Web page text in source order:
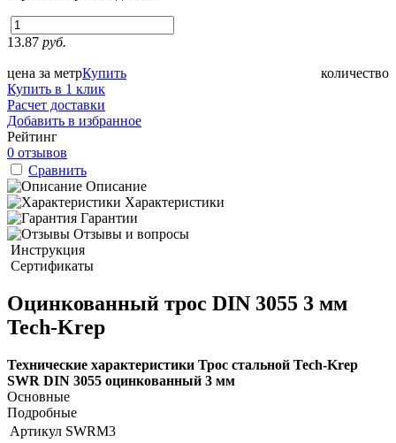
13.87 руб.
цена за метр количество
Купить
Купить в 1 клик
Расчет доставки
Добавить в избранное
Рейтинг
0 отзывов
Сравнить
Описание
Характеристики
Гарантии
Отзывы и вопросы
Инструкция
Сертификаты
Оцинкованный трос DIN 3055 3 мм
Tech-Krep
Технические характеристики Трос стальной Tech-Krep
SWR DIN 3055 оцинкованный 3 мм
Основные
Подробные
Артикул SWRM3